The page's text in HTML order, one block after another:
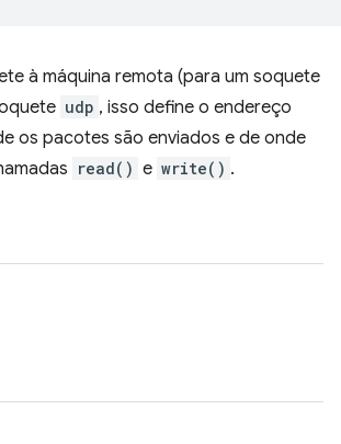
à máquina remota (para um soquete
udp , isso define o endereço
os pacotes são enviados e de onde
read() e write() .